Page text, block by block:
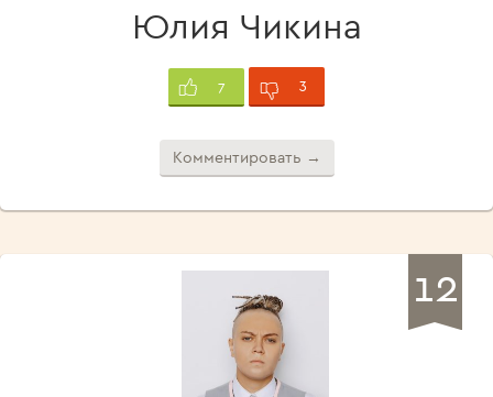
Юлия Чикина
7 3
Комментировать →
12